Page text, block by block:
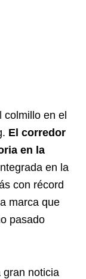
colmillo en el
El corredor
en la
en la
con récord
marca que
pasado
gran noticia